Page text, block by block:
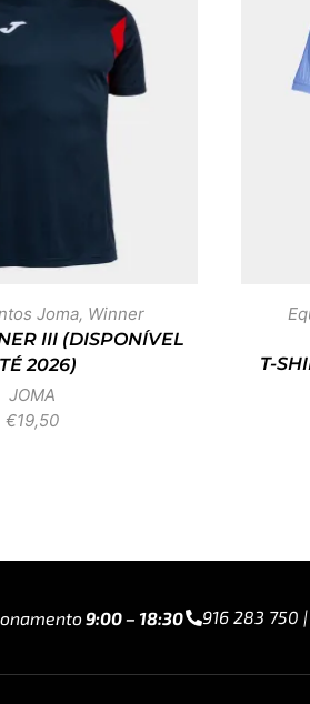
Joma, Winner
III (DISPONÍVEL
2026)
JOMA
€19,50
T-
9:00 – 18:30 916 283 750